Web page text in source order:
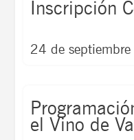
Inscripción
24 de
el Vino de